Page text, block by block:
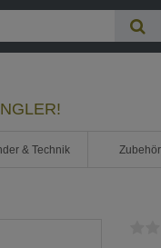
& Technik